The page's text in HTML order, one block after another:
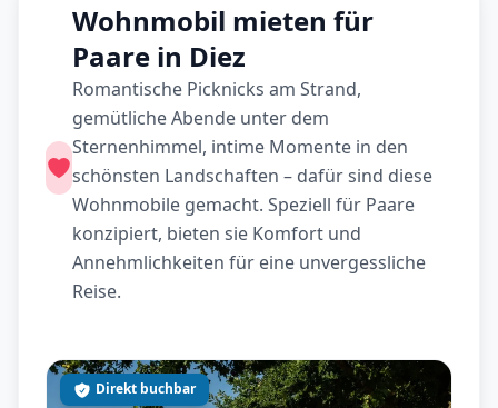
Wohnmobil mieten für
Paare in Diez
Romantische Picknicks am Strand,
gemütliche Abende unter dem
Sternenhimmel, intime Momente in den
schönsten Landschaften – dafür sind diese
Wohnmobile gemacht. Speziell für Paare
konzipiert, bieten sie Komfort und
Annehmlichkeiten für eine unvergessliche
Reise.
Direkt buchbar